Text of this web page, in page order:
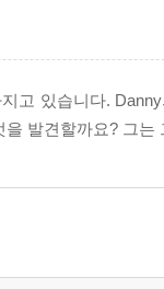
고 있습니다.
발견할까요? 그